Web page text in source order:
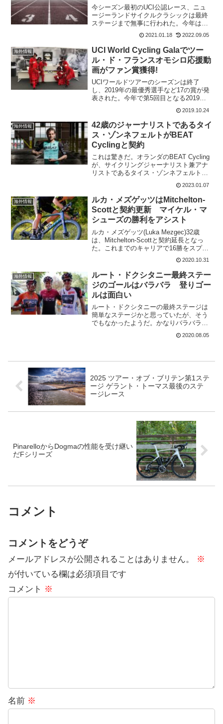
今シーズン最初のUCI公認レース、ニュ
ージーランドサイクルクラシックは最終
ステージまで無事に行われた。今年は、
ひょっとするとレースがないのかと思っ
ていたほどだからホッとした感じだ。ク
イーンステージとなった、第4ステージで
はJumbo-Vis...
2021.01.18 2022.09.05
海外情報
UCI World Cycling Galaでツー
ル・ド・フランスオモシロ応援動
画がファン賞獲得!
UCIワールドツアーのシーズンは終了
し、2019年の最優秀選手など17の賞が発
表された。今年で第5回目となる2019
UCI Cycling Galaは、過去2年と同様に中
国南部の桂林でツアー・オブ・グアンシ
ーのレース終了後に行われた。20...
2019.10.24
海外情報
42歳のジャーナリストであるタイ
ス・ゾンネフェルトがBEAT
Cyclingと契約
これは驚きだ。オランダのBEAT Cycling
が、サイクリングジャーナリスト兼アナ
リストであるタイス・ゾンネフェルト
(Thijs Zonneveld)42歳と契約を結んだ。
BEAT Cyclingには、狭いハンドルバーで
走るヤン・ウィレム...
2023.01.07
海外情報
ルカ・メズゲッツはMitchelton-
Scottと契約更新 マイケル・マ
シューズの勝利をアシスト
ルカ・メズゲッツ(Luka Mezgec)32歳
は、Mitchelton-Scottと契約延長となっ
た。これまでのキャリアで16勝をスプリ
ントで上げている。2022年末までの契約
延長となったので、チームに7年間在籍す
ることになる。マイケル・...
2020.10.31
海外情報
ルート・ドクシタニー最終ステー
ジのゴールはバラバラ 登りゴー
ルは面白い
ルート・ドクシタニーの最終ステージは
簡単なステージかと思っていたが、そう
でもなかったようだ。かなりバラバラに
なってゴールしている。フルームは完全
にドメスティックな役割を果たしてお
2020.08.05
2025 ツアー・オブ・ブリテン第1ステ
ージ ゲラント・トーマス最後のステ
ージレース
PinarelloからDogmaの性能を受け継い
だFシリーズ
コメント
コメントをどうぞ
メールアドレスが公開されることはありません。
※
が付いている欄は必須項目です
コメント ※
名前 ※